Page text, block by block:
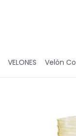
VELONES Velón